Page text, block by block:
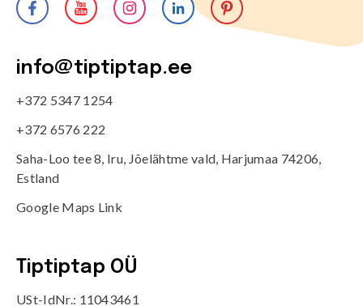
info@tiptiptap.ee
+372 5347 1254
+372 6576 222
Saha-Loo tee 8, Iru, Jõelähtme vald, Harjumaa 74206,
Estland
Google Maps Link
Tiptiptap OÜ
USt-IdNr.: 11043461